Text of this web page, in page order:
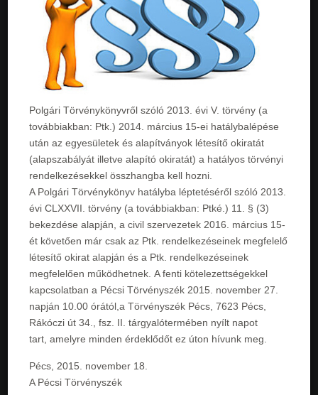
Polgári Törvénykönyvről szóló 2013. évi V. törvény (a
továbbiakban: Ptk.) 2014. március 15-ei hatálybalépése
után az egyesületek és alapítványok létesítő okiratát
(alapszabályát illetve alapító okiratát) a hatályos törvényi
rendelkezésekkel összhangba kell hozni.
A Polgári Törvénykönyv hatályba léptetéséről szóló 2013.
évi CLXXVII. törvény (a továbbiakban: Ptké.) 11. § (3)
bekezdése alapján, a civil szervezetek 2016. március 15-
ét követően már csak az Ptk. rendelkezéseinek megfelelő
létesítő okirat alapján és a Ptk. rendelkezéseinek
megfelelően működhetnek. A fenti kötelezettségekkel
kapcsolatban a Pécsi Törvényszék 2015. november 27.
napján 10.00 órától,a Törvényszék Pécs, 7623 Pécs,
Rákóczi út 34., fsz. II. tárgyalótermében nyílt napot
tart, amelyre minden érdeklődőt ez úton hívunk meg.
Pécs, 2015. november 18.
A Pécsi Törvényszék